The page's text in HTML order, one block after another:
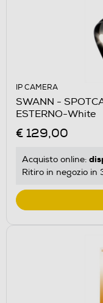
IP CAMERA
SWANN -
ESTERNO-White
€ 129,00
Acquisto online:
Ritiro in negozio in